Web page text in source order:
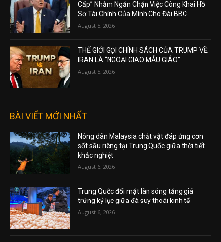
Cấp” Nhằm Ngăn Chặn Việc Công Khai Hồ
Sơ Tài Chính Của Mình Cho Đài BBC
August 5, 2026
THẾ GIỚI GỌI CHÍNH SÁCH CỦA TRUMP VỀ
IRAN LÀ “NGOẠI GIAO MẪU GIÁO”
August 5, 2026
BÀI VIẾT MỚI NHẤT
Nông dân Malaysia chật vật đáp ứng cơn
sốt sầu riêng tại Trung Quốc giữa thời tiết
khắc nghiệt
August 6, 2026
Trung Quốc đối mặt làn sóng tăng giá
trứng kỷ lục giữa đà suy thoái kinh tế
August 6, 2026